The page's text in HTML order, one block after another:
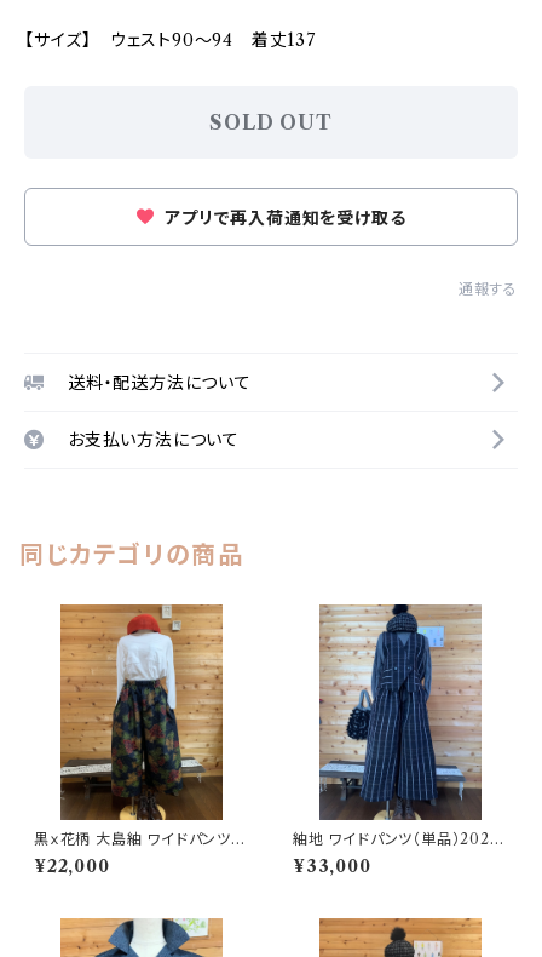
【サイズ】 ウェスト90～94 着丈137
SOLD OUT
アプリで再入荷通知を受け取る
通報する
送料・配送方法について
お支払い方法について
同じカテゴリの商品
黒ｘ花柄 大島紬 ワイドパンツ 2
02504111106
¥22,000
紬地 ワイドパンツ（単品）2025
03091428
¥33,000